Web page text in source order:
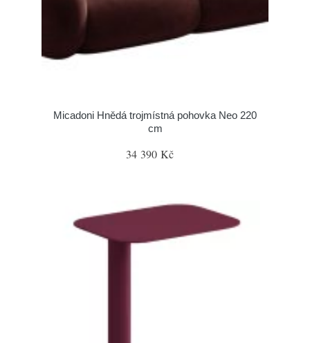
Micadoni Hnědá trojmístná pohovka Neo 220
cm
34 390 Kč